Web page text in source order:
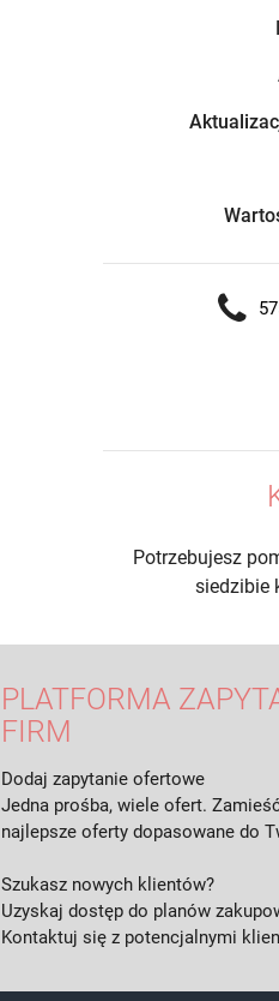
Potrzebujesz
siedzibie
PLATFORMA
FIRM
Dodaj zapytanie ofertowe
Jedna prośba, wiele ofert.
najlepsze oferty dopasowane do
Szukasz nowych klientów?
Uzyskaj dostęp do planów
Kontaktuj się z potencjalnymi